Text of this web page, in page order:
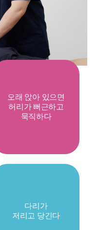
오래 앉아 있으면
허리가 뻐근하고
묵직하다
다리가
저리고 당긴다